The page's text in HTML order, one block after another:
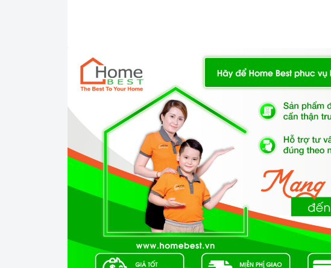
Mặt kính Vitroceramic chịu lực, chịu nhiệt
Công nghệ hiện đại
Sử dụng bản mạch mâm từ sản xuất theo công nghệ Châu Âu.
Công nghệ biến tần INVERTER điện năng.
Trang bị 9 dải công suất nấu.